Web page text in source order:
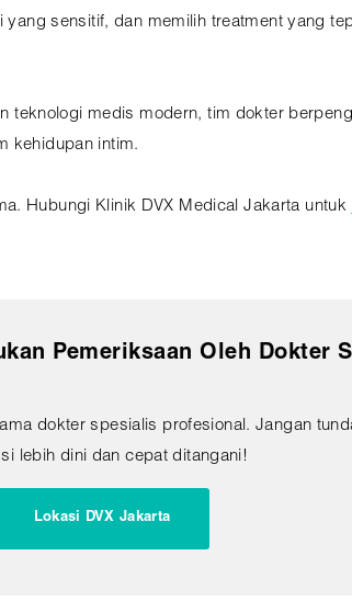
sensitif, dan memilih treatment yang
teknologi medis modern, tim dokter
kehidupan intim.
Hubungi Klinik DVX Medical Jakarta untuk
Pemeriksaan Oleh Dokter
dokter spesialis profesional. Jangan
lebih dini dan cepat ditangani!
Lokasi DVX Jakarta